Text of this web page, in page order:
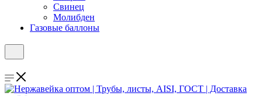
Свинец
Молибден
Газовые баллоны